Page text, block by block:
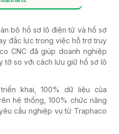
bộ hồ sơ lô điện tử và hồ sơ
đắc lực trong việc hỗ trợ truy
CNC đã giúp doanh nghiệp
tờ so với cách lưu giữ hồ sơ lô
khai, 100% dữ liệu của
hệ thống, 100% chức năng
cầu nghiệp vụ từ Traphaco